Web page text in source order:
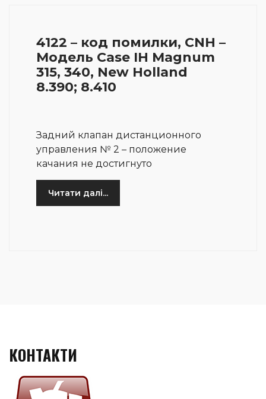
4122 – код помилки, CNH –
Модель Case IH Magnum
315, 340, New Holland
8.390; 8.410
Задний клапан дистанционного
управления № 2 – положение
качания не достигнуто
Читати далі...
КОНТАКТИ